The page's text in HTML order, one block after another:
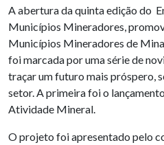
A abertura da quinta edição do
Municípios Mineradores,
Municípios Mineradores de
foi marcada por uma série de
traçar um futuro mais próspero,
setor. A primeira foi o
Atividade Mineral.
O projeto foi apresentado pelo